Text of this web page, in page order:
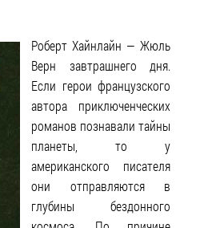
Роберт Хайнлайн — Жюль
Верн завтрашнего дня.
Если герои французского
автора приключенческих
романов познавали тайны
планеты, то у
американского писателя
они отправляются в
глубины бездонного
VISIT WEBSITE